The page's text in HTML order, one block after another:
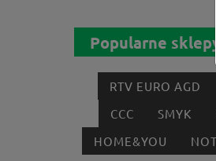
Popularne sklepy
RTV EURO AGD
CCC
SMYK
HOME&YOU